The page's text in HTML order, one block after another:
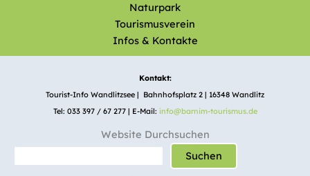
Naturpark
Tourismusverein
Infos & Kontakte
Kontakt:
Tourist-Info Wandlitzsee | Bahnhofsplatz 2 | 16348 Wandlitz
Tel: 033 397 / 67 277 | E-Mail: info@barnim-tourismus.de
Website Durchsuchen
Suchen